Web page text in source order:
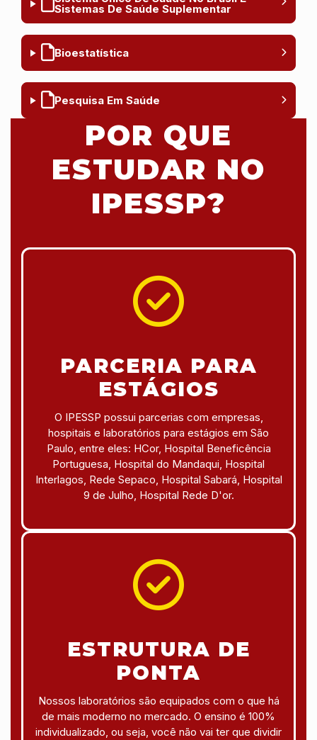
Sistemas De Saúde Suplementar
Bioestatística
Pesquisa Em Saúde
POR QUE
ESTUDAR NO
IPESSP?
PARCERIA PARA
ESTÁGIOS
O IPESSP possui parcerias com empresas,
hospitais e laboratórios para estágios em São
Paulo, entre eles: HCor, Hospital Beneficência
Portuguesa, Hospital do Mandaqui, Hospital
Interlagos, Rede Sepaco, Hospital Sabará, Hospital
9 de Julho, Hospital Rede D'or.
ESTRUTURA DE
PONTA
Nossos laboratórios são equipados com o que há
de mais moderno no mercado. O ensino é 100%
individualizado, ou seja, você não vai ter que dividir